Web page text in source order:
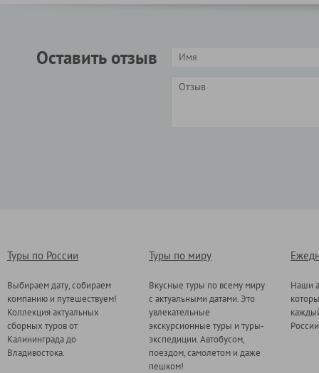
Оставить отзыв
Туры по России
Выбираем дату, собираем
компанию и путешествуем!
Коллекция актуальных
сборных туров от
Калининграда до
Владивостока.
Туры по миру
Вкусные туры по всему миру
с актуальными датами. Это
увлекательные
экскурсионные туры и туры-
экспедиции. Автобусом,
поездом, самолетом и даже
пешком!
Наши